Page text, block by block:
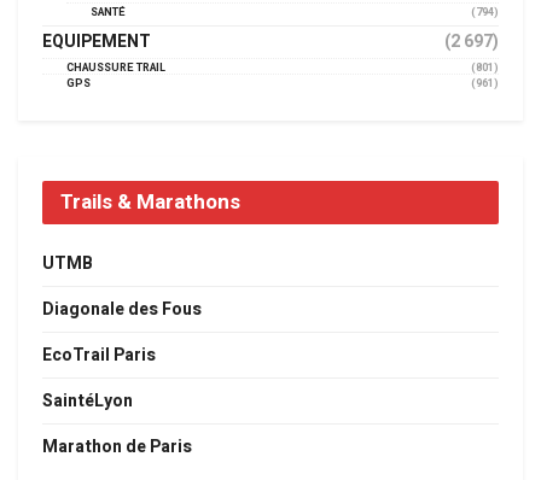
SANTÉ
(794)
EQUIPEMENT (2 697)
CHAUSSURE TRAIL
(801)
GPS
(961)
Trails & Marathons
UTMB
Diagonale des Fous
EcoTrail Paris
SaintéLyon
Marathon de Paris